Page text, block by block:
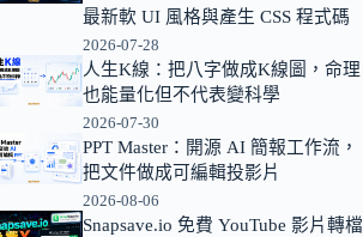
最新軟 UI 風格與產生 CSS 程式碼
2026-07-28
人生K線：把八字做成K線圖，命理
也能量化但不代表變科學
2026-07-30
PPT Master：開源 AI 簡報工作流，
把文件做成可編輯投影片
2026-08-06
Snapsave.io 免費 YouTube 影片轉檔